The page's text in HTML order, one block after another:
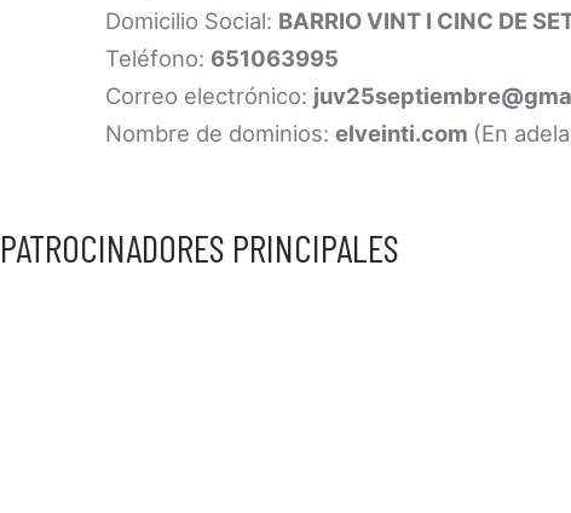
Domicilio Social: BARRIO VINT I CINC DE
Teléfono: 651063995
Correo electrónico:
Nombre de dominios: elveinti.com (En
PATROCINADORES PRINCIPALES